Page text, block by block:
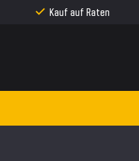
Kauf auf Raten